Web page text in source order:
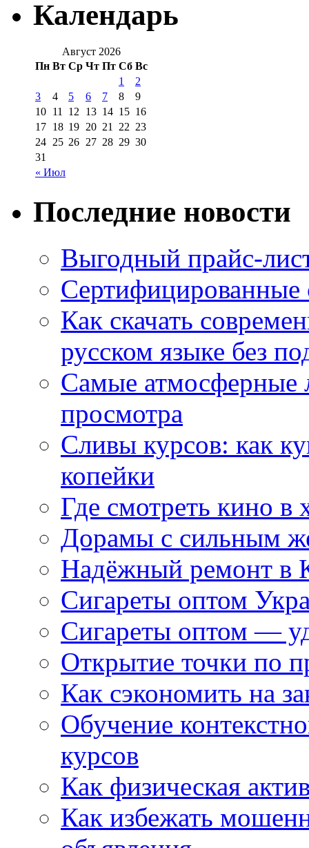
Календарь
Август 2026
Пн Вт Ср Чт Пт Сб Вс
« Июл
1
2
3
4 5 6 7 8
9
10 11 12 13 14 15 16
17 18 19 20 21 22 23
24 25 26 27 28 29 30
31
Последние новости
Выгодный прайс-
Как скачать
русском языке без
Самые атмосферные
просмотра
Сливы курсов: как
копейки
Где смотреть кино в
Дорамы с сильным
Надёжный ремонт в
Сигареты оптом
Сигареты оптом —
Открытие точки по
Как сэкономить на
Обучение
курсов
Как физическая
Как избежать